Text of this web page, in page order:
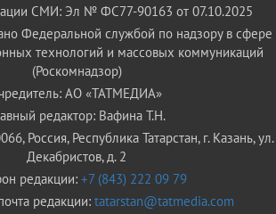
СМИ: Эл № ФС77-90163 от 07.10.2025
Федеральной службой по надзору в сфере
технологий и массовых коммуникаций
(Роскомнадзор)
АО «ТАТМЕДИА»
редактор: Вафина Т.Н.
Россия, Республика Татарстан, г. Казань, ул.
Декабристов, д. 2
редакции: +7 (843) 222 09 79
редакции: tatarstan@tatmedia.com